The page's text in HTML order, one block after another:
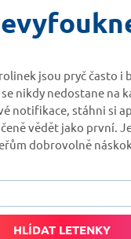
jsou pryč často i
nikdy nedostane na
notifikace, stáhni si
vědět jako první.
dobrovolně
HLÍDAT LETENKY